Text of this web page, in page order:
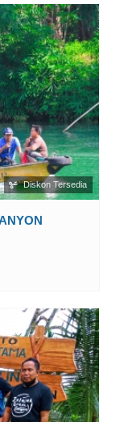
Diskon Tersedia
Lihat Detail
Lihat Detail